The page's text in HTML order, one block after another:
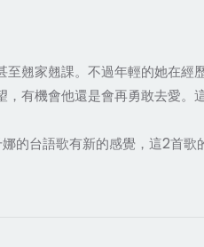
翹家翹課。不過年輕的她在
有機會他還是會再勇敢去愛
的台語歌有新的感覺，這2首